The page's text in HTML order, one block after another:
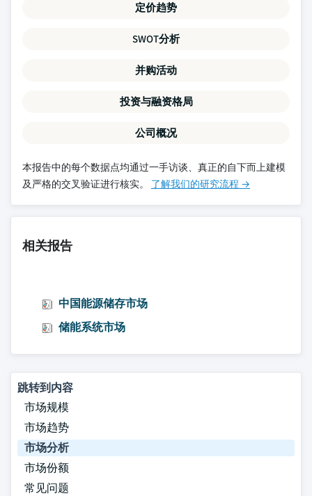
定价趋势
SWOT分析
并购活动
投资与融资格局
公司概况
本报告中的每个数据点均通过一手访谈、真正的自下而上建模
及严格的交叉验证进行核实。 了解我们的研究流程 →
相关报告
中国能源储存市场
储能系统市场
跳转到内容
市场规模
市场趋势
市场分析
市场份额
常见问题